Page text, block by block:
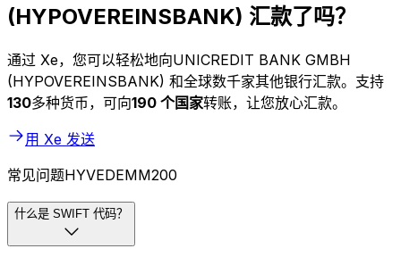
(HYPOVEREINSBANK) 汇款了吗？
通过 Xe，您可以轻松地向UNICREDIT BANK GMBH
(HYPOVEREINSBANK) 和全球数千家其他银行汇款。支持
130多种货币，可向190 个国家转账，让您放心汇款。
用 Xe 发送
常见问题HYVEDEMM200
什么是 SWIFT 代码？